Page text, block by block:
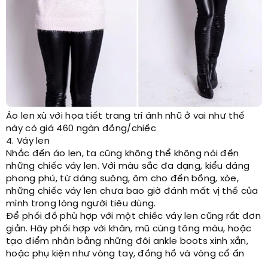
Áo len xù với họa tiết trang trí ánh nhũ ở vai như thế
này có giá 460 ngàn đồng/chiếc
4. Váy len
Nhắc đến áo len, ta cũng không thể không nói đến
những chiếc váy len. Với màu sắc đa dạng, kiểu dáng
phong phú, từ dáng suông, ôm cho đến bồng, xòe,
những chiếc váy len chưa bao giờ đánh mất vị thế của
mình trong lòng người tiêu dùng.
Để phối đồ phù hợp với một chiếc váy len cũng rất đơn
giản. Hãy phối hợp với khăn, mũ cùng tông màu, hoặc
tạo điểm nhẫn bằng những đôi ankle boots xinh xắn,
hoặc phụ kiện như vòng tay, đồng hồ và vòng cổ ấn